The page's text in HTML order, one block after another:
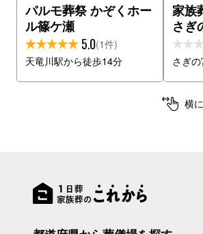
パルモ葬祭 かぞくホー
ル篠ケ瀬
5.0(1件)
天竜川駅から徒歩14分
家族
さぎ
さぎ
横